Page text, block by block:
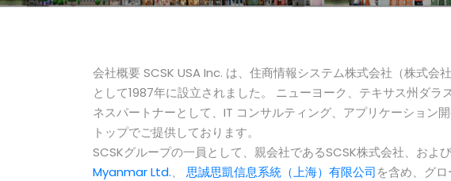
会社概要 SCSK USA Inc. は、住商情報システム株式会社（株式会
として1987年に設立されました。 ニューヨーク、テキサス州ダ
ネスパートナーとして、IT コンサルティング、アプリケーション
トップでご提供しております。
SCSKグループの一員として、親会社であるSCSK株式会社、および
Myanmar Ltd.、 思誠思凱信息系統（上海）有限公司を含め、グ